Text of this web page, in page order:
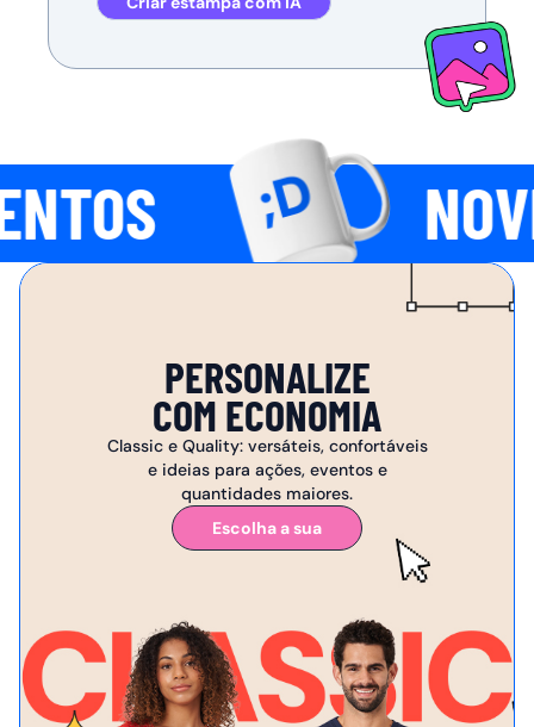
NOVIDADES &
PERSONALIZE
COM ECONOMIA
Classic e Quality: versáteis, confortáveis
e ideias para ações, eventos e
quantidades maiores.
Escolha a sua